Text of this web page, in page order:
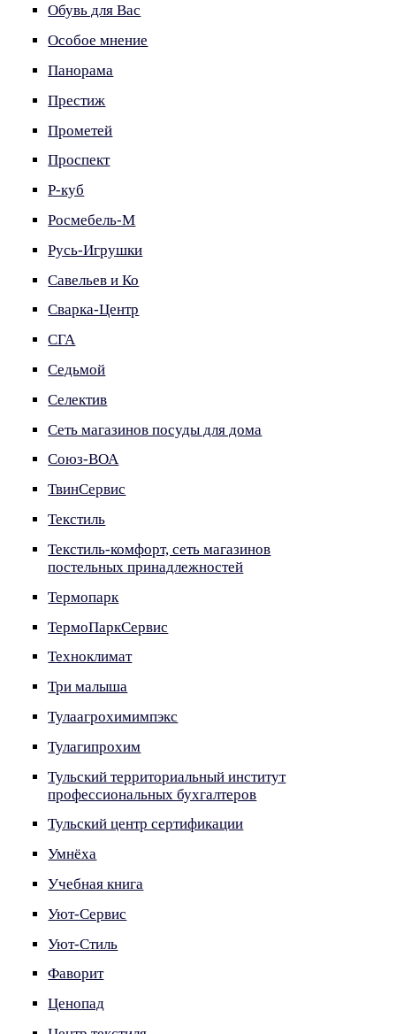
Обувь для Вас
Особое мнение
Панорама
Престиж
Прометей
Проспект
Р-куб
Росмебель-М
Русь-Игрушки
Савельев и Ко
Сварка-Центр
СГА
Седьмой
Селектив
Сеть магазинов посуды для дома
Союз-ВОА
ТвинСервис
Текстиль
Текстиль-комфорт, сеть магазинов
постельных принадлежностей
Термопарк
ТермоПаркСервис
Техноклимат
Три малыша
Тулаагрохимимпэкс
Тулагипрохим
Тульский территориальный институт
профессиональных бухгалтеров
Тульский центр сертификации
Умнёха
Учебная книга
Уют-Сервис
Уют-Стиль
Фаворит
Ценопад